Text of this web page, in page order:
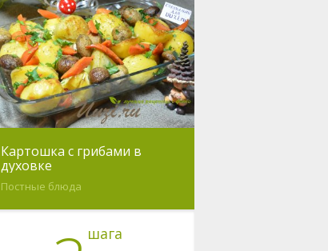
Картошка с грибами в
духовке
Постные блюда
шага